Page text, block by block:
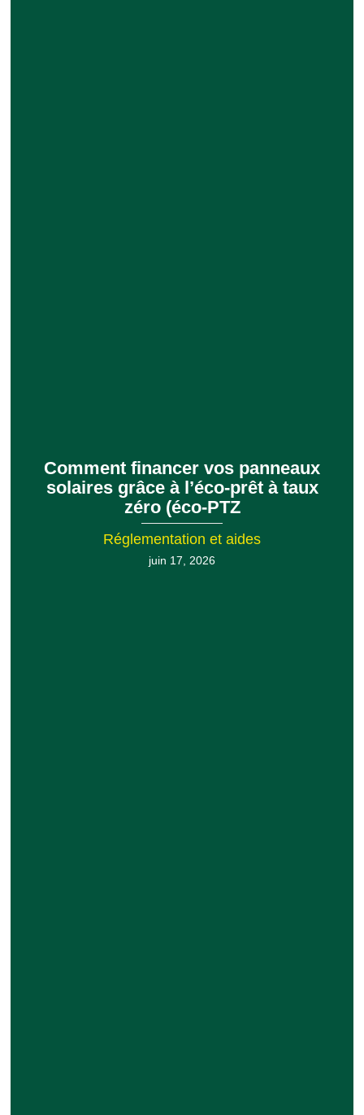
Comment financer vos panneaux
solaires grâce à l’éco-prêt à taux
zéro (éco-PTZ
Réglementation et aides
juin 17, 2026